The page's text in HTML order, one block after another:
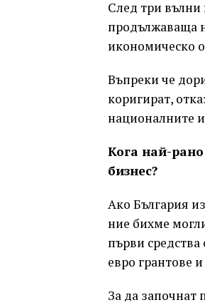
След три вълни
продължаваща
икономическо
Въпреки че
коригират,
националните
Кога най-рано
бизнес?
Ако България
ние бихме
първи
евро грантове
За да започнат